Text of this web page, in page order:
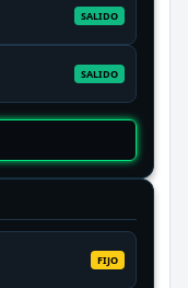
SALIDO
SALIDO
FIJO